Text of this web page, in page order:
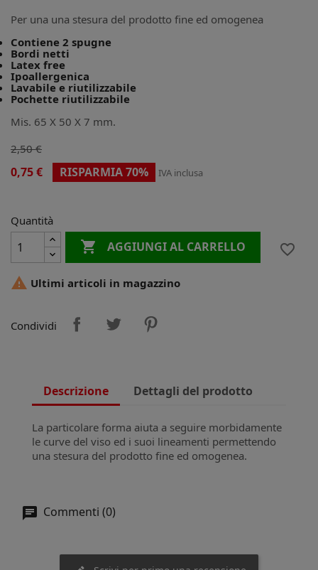
Per una una stesura del prodotto fine ed omogenea
Contiene 2 spugne
Bordi netti
Latex free
Ipoallergenica
Lavabile e riutilizzabile
Pochette riutilizzabile
Mis. 65 X 50 X 7 mm.
2,50 €
0,75 € RISPARMIA 70% IVA inclusa
Quantità
 AGGIUNGI AL CARRELLO
favorite_border
 Ultimi articoli in magazzino
Condividi
Descrizione Dettagli del prodotto
La particolare forma aiuta a seguire morbidamente
le curve del viso ed i suoi lineamenti permettendo
una stesura del prodotto fine ed omogenea.
Commenti (0)